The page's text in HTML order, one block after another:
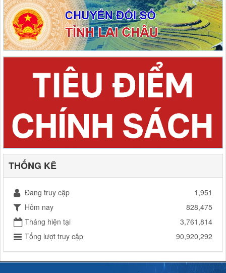
THỐNG KÊ
Đang truy cập
1,951
Hôm nay
828,475
Tháng hiện tại
3,761,814
Tổng lượt truy cập
90,920,292